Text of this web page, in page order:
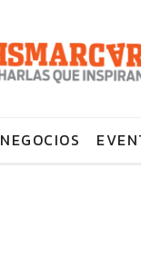
NEGOCIOS